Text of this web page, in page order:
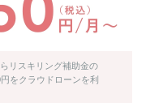
リスキリング補助金の
をクラウドローンを利